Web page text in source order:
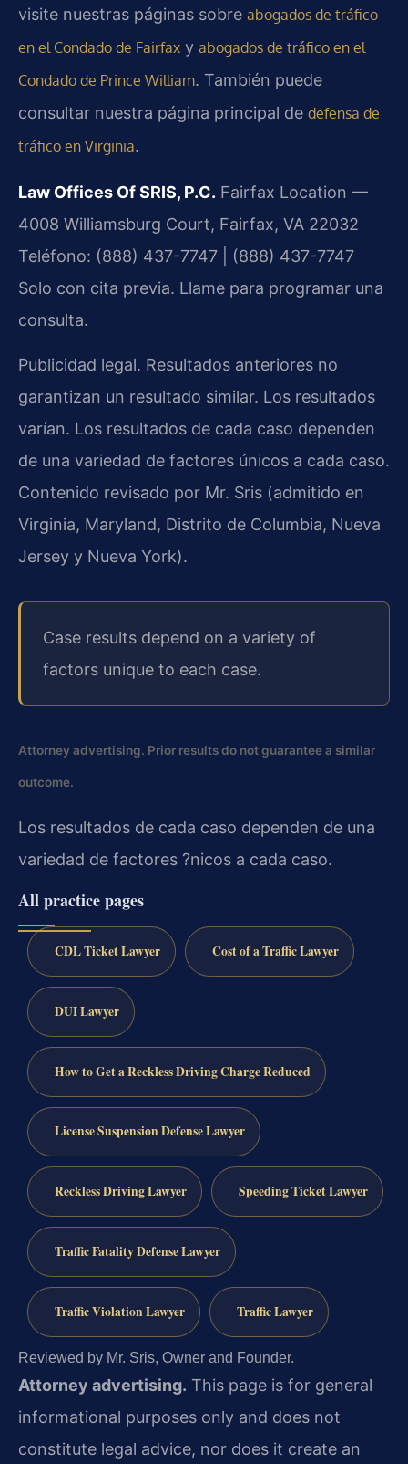
visite nuestras páginas sobre abogados de tráfico
en el Condado de Fairfax y abogados de tráfico en el
Condado de Prince William. También puede
consultar nuestra página principal de defensa de
tráfico en Virginia.
Law Offices Of SRIS, P.C. Fairfax Location —
4008 Williamsburg Court, Fairfax, VA 22032
Teléfono: (888) 437-7747 | (888) 437-7747
Solo con cita previa. Llame para programar una
consulta.
Publicidad legal. Resultados anteriores no
garantizan un resultado similar. Los resultados
varían. Los resultados de cada caso dependen
de una variedad de factores únicos a cada caso.
Contenido revisado por Mr. Sris (admitido en
Virginia, Maryland, Distrito de Columbia, Nueva
Jersey y Nueva York).
Case results depend on a variety of
factors unique to each case.
Attorney advertising. Prior results do not guarantee a similar
outcome.
Los resultados de cada caso dependen de una
variedad de factores ?nicos a cada caso.
All practice pages
CDL Ticket Lawyer Cost of a Traffic Lawyer
DUI Lawyer
How to Get a Reckless Driving Charge Reduced
License Suspension Defense Lawyer
Reckless Driving Lawyer Speeding Ticket Lawyer
Traffic Fatality Defense Lawyer
Traffic Violation Lawyer Traffic Lawyer
Reviewed by Mr. Sris, Owner and Founder.
Attorney advertising. This page is for general
informational purposes only and does not
constitute legal advice, nor does it create an